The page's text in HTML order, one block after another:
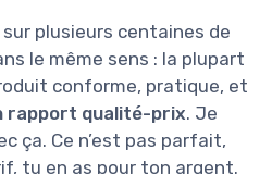
plusieurs centaines de
le même sens : la plupart
conforme, pratique, et
rapport qualité-prix. Je
ça. Ce n’est pas parfait,
tu en as pour ton argent.